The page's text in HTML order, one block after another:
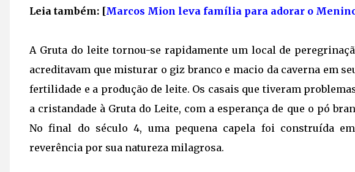
Leia também: [Marcos Mion leva família para adorar o Menino
A Gruta do leite tornou-se rapidamente um local de
acreditavam que misturar o giz branco e macio da caverna em
fertilidade e a produção de leite. Os casais que tiveram
a cristandade à Gruta do Leite, com a esperança de que o pó
No final do século 4, uma pequena capela foi construída
reverência por sua natureza milagrosa.